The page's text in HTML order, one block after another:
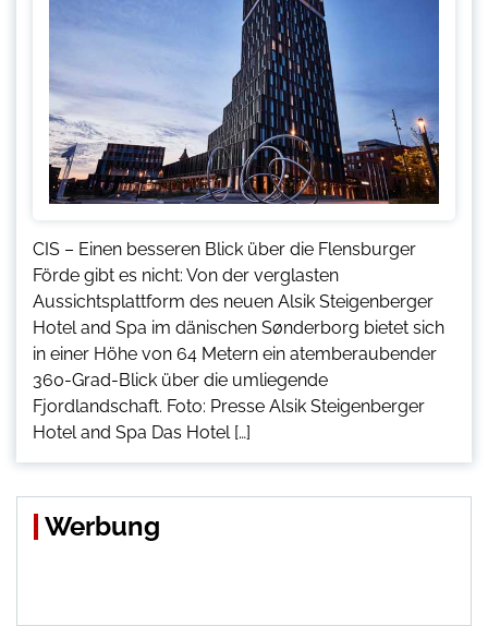
CIS – Einen besseren Blick über die Flensburger
Förde gibt es nicht: Von der verglasten
Aussichtsplattform des neuen Alsik Steigenberger
Hotel and Spa im dänischen Sønderborg bietet sich
in einer Höhe von 64 Metern ein atemberaubender
360-Grad-Blick über die umliegende
Fjordlandschaft. Foto: Presse Alsik Steigenberger
Hotel and Spa Das Hotel […]
Werbung